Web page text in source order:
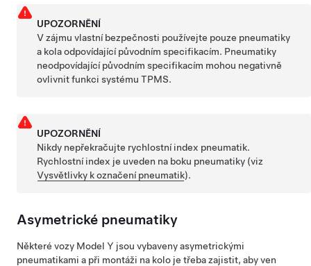
UPOZORNĚNÍ
V zájmu vlastní bezpečnosti používejte pouze pneumatiky
a kola odpovídající původním specifikacím. Pneumatiky
neodpovídající původním specifikacím mohou negativně
ovlivnit funkci systému TPMS.
UPOZORNĚNÍ
Nikdy nepřekračujte rychlostní index pneumatik.
Rychlostní index je uveden na boku pneumatiky (viz
Vysvětlivky k označení pneumatik).
Asymetrické pneumatiky
Některé vozy Model Y jsou vybaveny asymetrickými
pneumatikami a při montáži na kolo je třeba zajistit, aby ven